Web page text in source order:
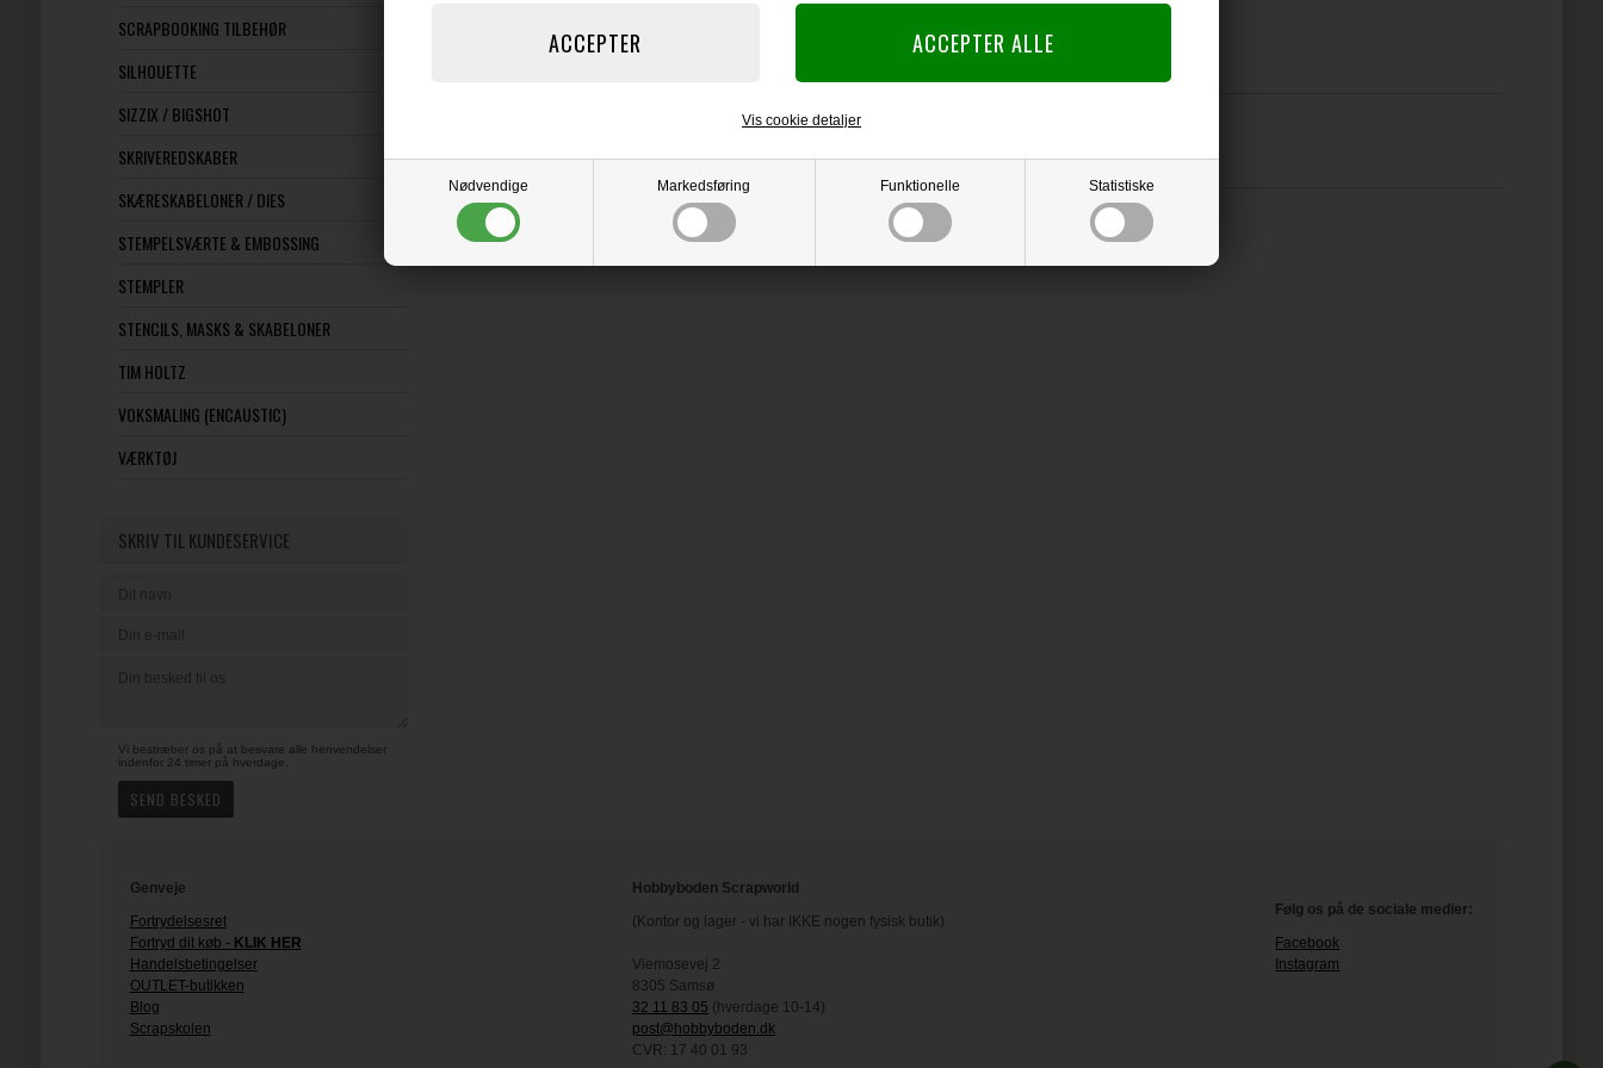
Nødvendige Markedsføring Funktionelle Statistiske
Vis cookie detaljer
SCRAPBOOKING TILBEHØR
SILHOUETTE
SIZZIX / BIGSHOT
SKRIVEREDSKABER
SKÆRESKABELONER / DIES
STEMPELSVÆRTE & EMBOSSING
STEMPLER
STENCILS, MASKS & SKABELONER
TIM HOLTZ
VOKSMALING (ENCAUSTIC)
VÆRKTØJ
SKRIV TIL KUNDESERVICE
Vi bestræber os på at besvare alle henvendelser
indenfor 24 timer på hverdage.
Genveje
Fortrydelsesret
Fortryd dit køb - KLIK HER
Handelsbetingelser
OUTLET-butikken
Blog
Scrapskolen
Hobbyboden Scrapworld
(Kontor og lager - vi har IKKE nogen fysisk butik)
Viemosevej 2
8305 Samsø
32 11 83 05 (hverdage 10-14)
post@hobbyboden.dk
CVR: 17 40 01 93
Følg os på de sociale medier:
Facebook
Instagram